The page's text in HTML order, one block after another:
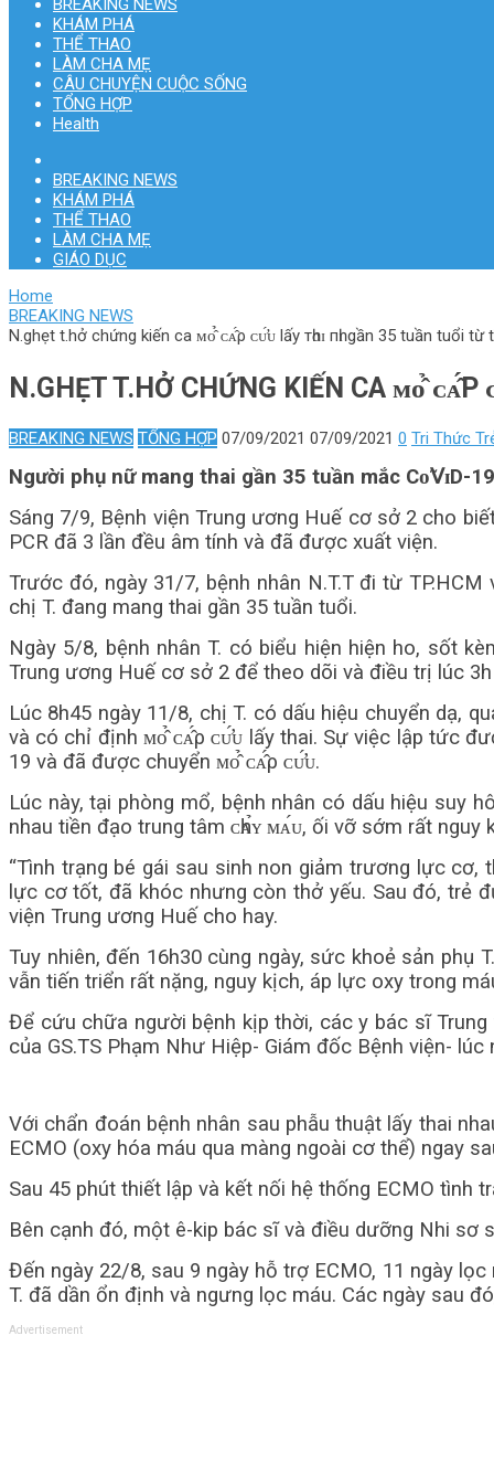
KHÁM PHÁ
THỂ THAO
LÀM CHA MẸ
CÂU CHUYỆN CUỘC SỐNG
TỔNG HỢP
Health
BREAKING NEWS
KHÁM PHÁ
THỂ THAO
LÀM CHA MẸ
GIÁO DỤC
Home
BREAKING NEWS
N.ghẹt t.hở chứng kiến ca ᴍᴏ̂̉ ᴄᴀ̂́ρ ᴄᴜ̛́ᴜ lấy тһɑɪ пһɪ gần 35 tuần tuổi
N.GHẸT T.HỞ CHỨNG KIẾN CA ᴍᴏ̂̉ ᴄᴀ̂́Ρ
BREAKING NEWS TỔNG HỢP 07/09/2021 07/09/2021 0 Tri Thức
Người phụ nữ mang thai gần 35 tuần mắc Сᴏ̃𝖵ɪD-
Sáng 7/9, Bệnh viện Trung ương Huế cơ sở 2 cho
PCR đã 3 lần đều âm tính và đã được xuất viện.
Trước đó, ngày 31/7, bệnh nhân N.T.T đi từ
chị T. đang mang thai gần 35 tuần tuổi.
Ngày 5/8, bệnh nhân T. có biểu hiện hiện ho, sốt
Trung ương Huế cơ sở 2 để theo dõi và điều trị lúc
Lúc 8h45 ngày 11/8, chị T. có dấu hiệu chuyển dạ,
và có chỉ định ᴍᴏ̂̉ ᴄᴀ̂́ρ ᴄᴜ̛́ᴜ lấy thai. Sự việc lập tức
19 và đã được chuyển ᴍᴏ̂̉ ᴄᴀ̂́ρ ᴄᴜ̛́ᴜ.
Lúc này, tại phòng mổ, bệnh nhân có dấu hiệu suy
nhau tiền đạo trung tâm ᴄһᴀ̉ʏ ᴍᴀ́ᴜ, ối vỡ sớm rất
“Tình trạng bé gái sau sinh non giảm trương lực
lực cơ tốt, đã khóc nhưng còn thở yếu. Sau đó, trẻ
viện Trung ương Huế cho hay.
Tuy nhiên, đến 16h30 cùng ngày, sức khoẻ sản phụ
vẫn tiến triển rất nặng, nguy kịch, áp lực oxy trong
Để cứu chữa người bệnh kịp thời, các y bác sĩ
của GS.TS Phạm Như Hiệp- Giám đốc Bệnh viện-
Với chẩn đoán bệnh nhân sau phẫu thuật lấy thai
ECMO (oxy hóa máu qua màng ngoài cơ thể) ngay
Sau 45 phút thiết lập và kết nối hệ thống ECMO
Bên cạnh đó, một ê-kip bác sĩ và điều dưỡng Nhi
Đến ngày 22/8, sau 9 ngày hỗ trợ ECMO, 11 ngày
T. đã dần ổn định và ngưng lọc máu. Các ngày sau
Advertisement